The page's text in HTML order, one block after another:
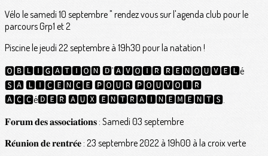
Vélo le samedi 10 septembre " rendez vous sur l'agenda club pour le
parcours Grp1 et 2
Piscine le jeudi 22 septembre à 19h30 pour la natation !
🅾🅱🅻🅸🅶🅰🆃🅸🅾🅽 🅳’🅰🆅🅾🅸🆁 🆁🅴🅽🅾🆄🆅🅴🅻é
🆂🅰 🅻🅸🅲🅴🅽🅲🅴 🅿🅾🆄🆁 🅿🅾🆄🆅🅾🅸🆁
🅰🅲🅲é🅳🅴🆁 🅰🆄🆇 🅴🅽🆃🆁🅰🅸🅽🅴🅼🅴🅽🆃🆂.
𝐅𝐨𝐫𝐮𝐦 𝐝𝐞𝐬 𝐚𝐬𝐬𝐨𝐜𝐢𝐚𝐭𝐢𝐨𝐧𝐬 : Samedi 03 septembre
𝐑𝐞́𝐮𝐧𝐢𝐨𝐧 𝐝𝐞 𝐫𝐞𝐧𝐭𝐫𝐞́𝐞 : 23 septembre 2022 à 19h00 à la croix verte